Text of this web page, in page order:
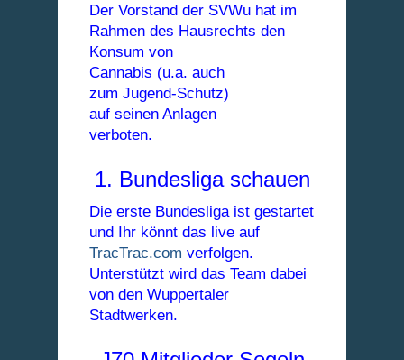
Der Vorstand der SVWu hat im
Rahmen des Hausrechts den
Konsum von
Cannabis (u.a. auch
zum Jugend-Schutz)
auf seinen Anlagen
verboten.
1. Bundesliga schauen
Die erste Bundesliga ist gestartet
und Ihr könnt das live auf
TracTrac.com verfolgen.
Unterstützt wird das Team dabei
von den Wuppertaler
Stadtwerken.